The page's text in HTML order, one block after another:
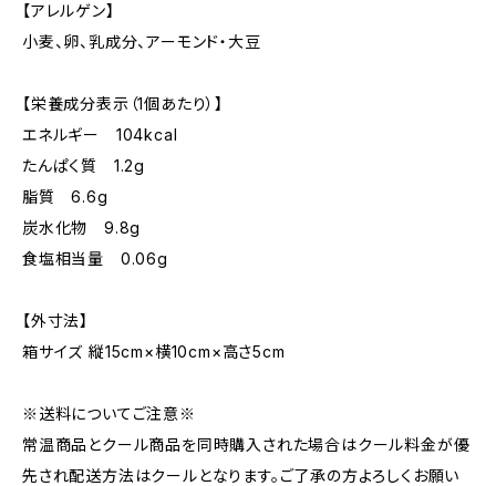
【アレルゲン】
小麦、卵、乳成分、アーモンド・大豆
【栄養成分表示（1個あたり）】
エネルギー 104kcal
たんぱく質 1.2g
脂質 6.6g
炭水化物 9.8g
食塩相当量 0.06g
【外寸法】
箱サイズ 縦15cm×横10cm×高さ5cm
※送料についてご注意※
常温商品とクール商品を同時購入された場合はクール料金が優
先され配送方法はクールとなります。ご了承の方よろしくお願い